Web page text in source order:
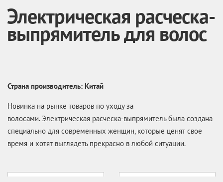
Электрическая расческа-
выпрямитель для волос
Страна производитель: Китай
Новинка на рынке товаров по уходу за
волосами. Электрическая расческа-выпрямитель была создана
специально для современных женщин, которые ценят свое
время и хотят выглядеть прекрасно в любой ситуации.